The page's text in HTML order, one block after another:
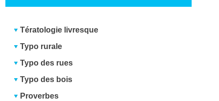
Tératologie livresque
Typo rurale
Typo des rues
Typo des bois
Proverbes